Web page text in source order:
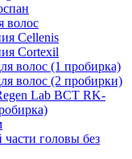
волос
Cellenis
Cortexil
волос (1 пробирка)
волос (2 пробирки)
Lab BCT RK-
головы без